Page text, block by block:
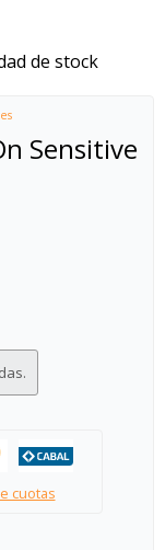
de stock
Sensitive
cuotas